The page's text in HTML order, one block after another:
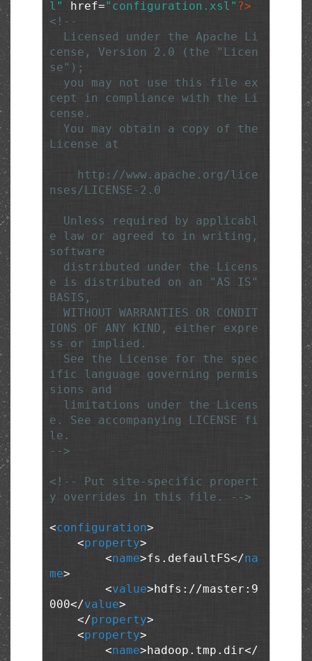
l" href="configuration.xsl" ?>
<!--
cense, Version 2.0 (the "Licen
se");
cept in compliance with the Li
cense.
License at
nses/LICENSE-2.0
e law or agreed to in writing,
software
e is distributed on an "AS IS"
BASIS,
IONS OF ANY KIND, either expre
ss or implied.
ific language governing permis
sions and
e. See accompanying LICENSE fi
le.
-->
<!-- Put site-specific propert
y overrides in this file. -->
<configuration>
<property>
<name>fs.defaultFS</na
me>
<value>hdfs://master:9
000</value>
</property>
<property>
<name>hadoop.tmp.dir</